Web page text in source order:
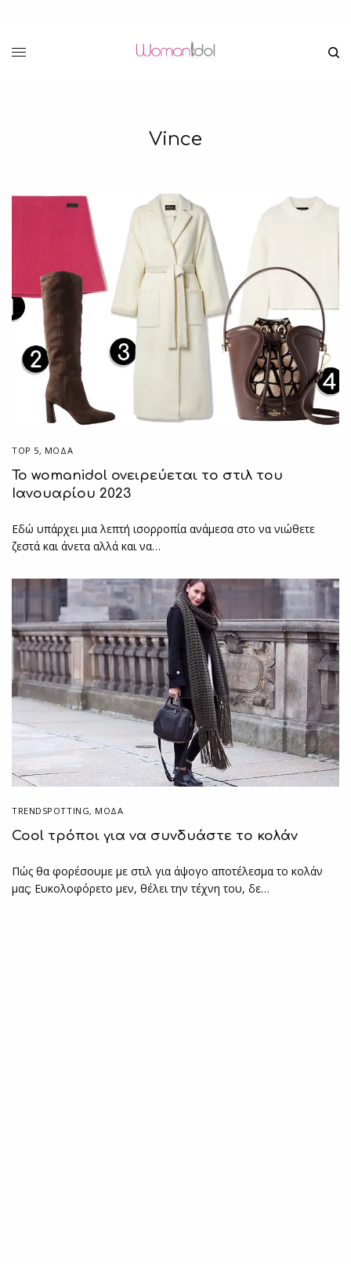
Vince
TOP 5, ΜΟΔΑ
Το womanidol ονειρεύεται το στιλ του
Ιανουαρίου 2023
Εδώ υπάρχει μια λεπτή ισορροπία ανάμεσα στο να νιώθετε
ζεστά και άνετα αλλά και να…
TRENDSPOTTING, ΜΟΔΑ
Cool τρόποι για να συνδυάστε το κολάν
Πώς θα φορέσουμε με στιλ για άψογο αποτέλεσμα το κολάν
μας; Ευκολοφόρετο μεν, θέλει την τέχνη του, δε…